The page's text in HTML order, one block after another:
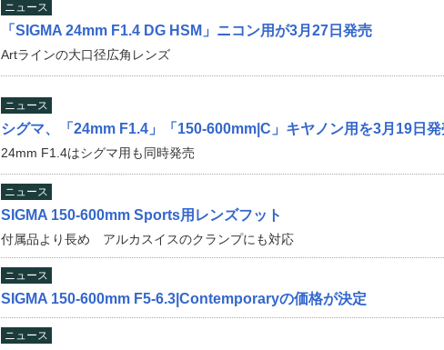
ニュース
「SIGMA 24mm F1.4 DG HSM」ニコン用が3月27日発売
Artラインの大口径広角レンズ
ニュース
シグマ、「24mm F1.4」「150-600mm|C」キヤノン用を3月19日発
24mm F1.4はシグマ用も同時発売
ニュース
SIGMA 150-600mm Sports用レンズフット
付属品より長め アルカスイスのクランプにも対応
ニュース
SIGMA 150-600mm F5-6.3|Contemporaryの価格が決定
ニュース